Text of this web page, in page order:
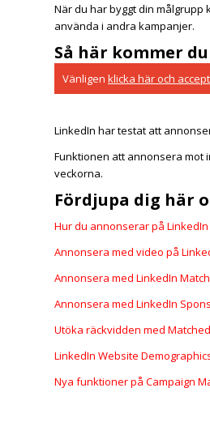
När du har byggt din målgrupp
använda i andra kampanjer.
Så här kommer
Vänligen klicka här och
LinkedIn har testat att
Funktionen att annonsera mot
veckorna.
Fördjupa dig här
Hur du annonserar på LinkedIn
Annonsera med video på
Annonsera med LinkedIn
Annonsera med LinkedIn
Utöka räckvidden med
LinkedIn Website
Nya funktioner på Campaign